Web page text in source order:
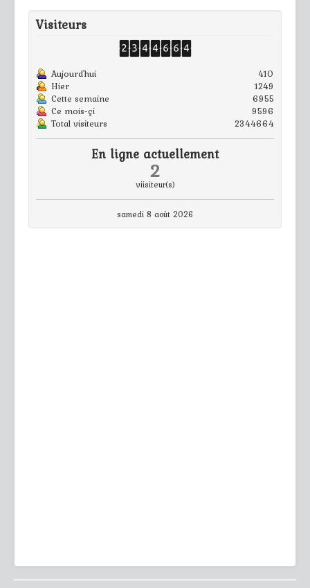
Visiteurs
Aujourd'hui
410
Hier
1249
Cette semaine
6955
Ce mois-çi
9596
Total visiteurs
2344664
En ligne actuellement
2
viisiteur(s)
samedi 8 août 2026